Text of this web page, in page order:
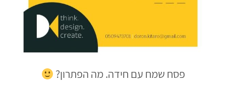
פסח שמח עם חידה. מה הפתרון?